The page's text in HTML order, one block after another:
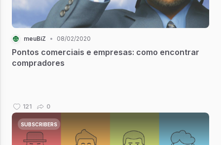
meuBiZ • 08/02/2020
Pontos comerciais e empresas: como encontrar
compradores
121 0
SUBSCRIBERS